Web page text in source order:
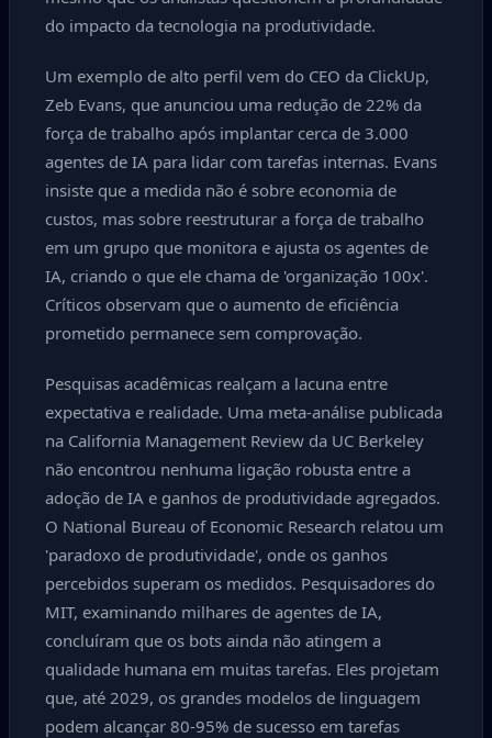
do impacto da tecnologia na produtividade.
Um exemplo de alto perfil vem do CEO da ClickUp,
Zeb Evans, que anunciou uma redução de 22% da
força de trabalho após implantar cerca de 3.000
agentes de IA para lidar com tarefas internas. Evans
insiste que a medida não é sobre economia de
custos, mas sobre reestruturar a força de trabalho
em um grupo que monitora e ajusta os agentes de
IA, criando o que ele chama de 'organização 100x'.
Críticos observam que o aumento de eficiência
prometido permanece sem comprovação.
Pesquisas acadêmicas realçam a lacuna entre
expectativa e realidade. Uma meta-análise publicada
na California Management Review da UC Berkeley
não encontrou nenhuma ligação robusta entre a
adoção de IA e ganhos de produtividade agregados.
O National Bureau of Economic Research relatou um
'paradoxo de produtividade', onde os ganhos
percebidos superam os medidos. Pesquisadores do
MIT, examinando milhares de agentes de IA,
concluíram que os bots ainda não atingem a
qualidade humana em muitas tarefas. Eles projetam
que, até 2029, os grandes modelos de linguagem
podem alcançar 80-95% de sucesso em tarefas